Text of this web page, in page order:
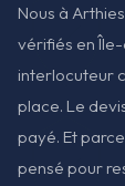
Nous à
vérifiés en
interlocuteur
place. Le
payé. Et
pensé pour